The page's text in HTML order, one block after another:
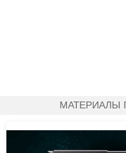
МАТЕРИАЛЫ